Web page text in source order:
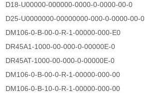
D18-U00000-000000-0000-0-0000-00-0
D25-U0000000-00000000-000-0-0000-00-0
DM106-0-B-00-0-R-1-00000-000-E0
DR45A1-1000-00-000-0-00000E-0
DR45AT-1000-00-000-0-00000E-0
DM106-0-B-00-0-R-1-00000-000-00
DM106-0-B-10-0-R-1-00000-000-00